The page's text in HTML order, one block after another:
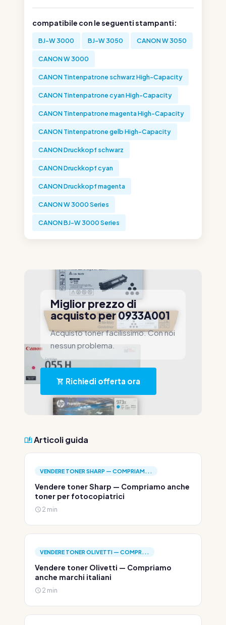
compatibile con le seguenti stampanti:
BJ-W 3000 BJ-W 3050 CANON W 3050
CANON W 3000
CANON Tintenpatrone schwarz High-Capacity
CANON Tintenpatrone cyan High-Capacity
CANON Tintenpatrone magenta High-Capacity
CANON Tintenpatrone gelb High-Capacity
CANON Druckkopf schwarz
CANON Druckkopf cyan
CANON Druckkopf magenta
CANON W 3000 Series
CANON BJ-W 3000 Series
Miglior prezzo di
acquisto per 0933A001
Acquisto toner facilissimo. Con noi
nessun problema.
Richiedi offerta ora
Articoli guida
VENDERE TONER SHARP — COMPRIAM...
Vendere toner Sharp — Compriamo anche
toner per fotocopiatrici
2 min
VENDERE TONER OLIVETTI — COMPR...
Vendere toner Olivetti — Compriamo
anche marchi italiani
2 min